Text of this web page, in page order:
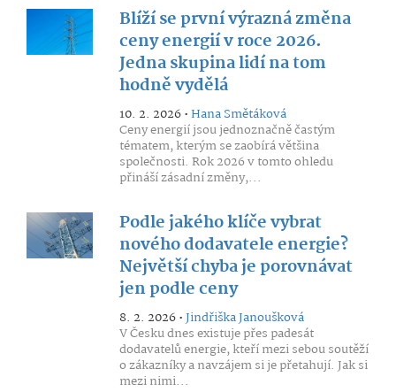
Blíží se první výrazná změna
ceny energií v roce 2026.
Jedna skupina lidí na tom
hodně vydělá
10. 2. 2026 •Hana Smětáková
Ceny energií jsou jednoznačně častým
tématem, kterým se zaobírá většina
společnosti. Rok 2026 v tomto ohledu
přináší zásadní změny,...
Podle jakého klíče vybrat
nového dodavatele energie?
Největší chyba je porovnávat
jen podle ceny
8. 2. 2026 •Jindřiška Janoušková
V Česku dnes existuje přes padesát
dodavatelů energie, kteří mezi sebou soutěží
o zákazníky a navzájem si je přetahují. Jak si
mezi nimi...